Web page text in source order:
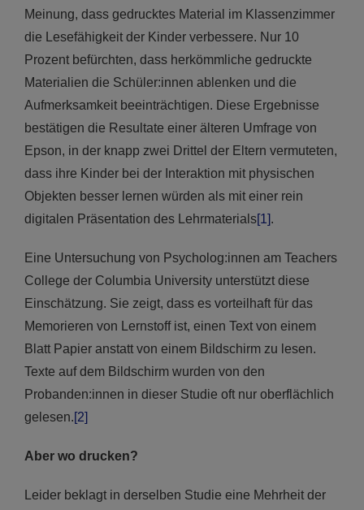
Meinung, dass gedrucktes Material im Klassenzimmer
die Lesefähigkeit der Kinder verbessere. Nur 10
Prozent befürchten, dass herkömmliche gedruckte
Materialien die Schüler:innen ablenken und die
Aufmerksamkeit beeinträchtigen. Diese Ergebnisse
bestätigen die Resultate einer älteren Umfrage von
Epson, in der knapp zwei Drittel der Eltern vermuteten,
dass ihre Kinder bei der Interaktion mit physischen
Objekten besser lernen würden als mit einer rein
digitalen Präsentation des Lehrmaterials[1] .
Eine Untersuchung von Psycholog:innen am Teachers
College der Columbia University unterstützt diese
Einschätzung. Sie zeigt, dass es vorteilhaft für das
Memorieren von Lernstoff ist, einen Text von einem
Blatt Papier anstatt von einem Bildschirm zu lesen.
Texte auf dem Bildschirm wurden von den
Probanden:innen in dieser Studie oft nur oberflächlich
gelesen. [2]
Aber wo drucken?
Leider beklagt in derselben Studie eine Mehrheit der